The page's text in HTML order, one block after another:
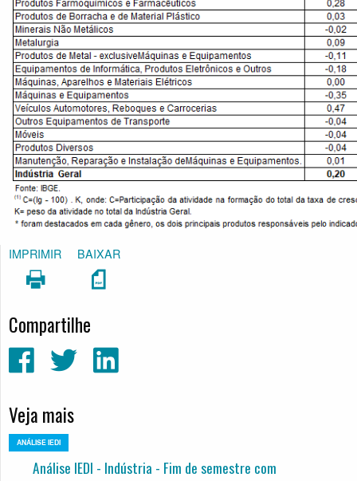
IMPRIMIR BAIXAR
Compartilhe
Veja mais
ANÁLISE IEDI
Análise IEDI - Indústria - Fim de semestre com